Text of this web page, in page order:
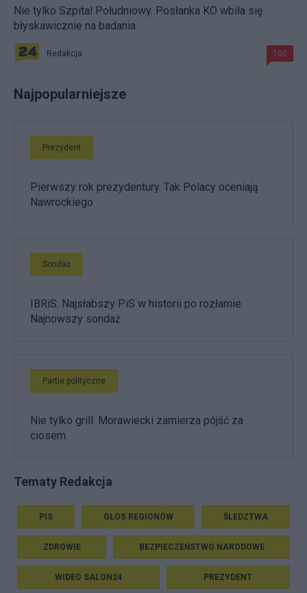
Nie tylko Szpital Południowy. Posłanka KO wbiła się
błyskawicznie na badania
Redakcja 100
Najpopularniejsze
Prezydent
Pierwszy rok prezydentury. Tak Polacy oceniają
Nawrockiego
Sondaż
IBRiS: Najsłabszy PiS w historii po rozłamie.
Najnowszy sondaż
Partie polityczne
Nie tylko grill. Morawiecki zamierza pójść za
ciosem
Tematy Redakcja
PIS GŁOS REGIONÓW ŚLEDZTWA
ZDROWIE BEZPIECZEŃSTWO NARODOWE
WIDEO SALON24 PREZYDENT